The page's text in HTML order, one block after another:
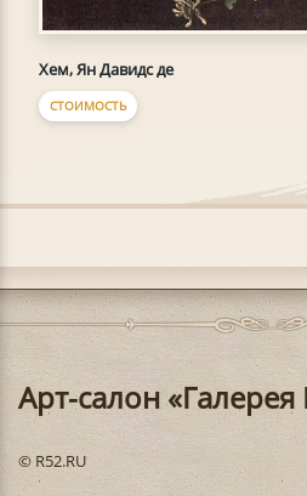
Хем, Ян Давидс де
СТОИМОСТЬ
Арт-салон
© R52.RU